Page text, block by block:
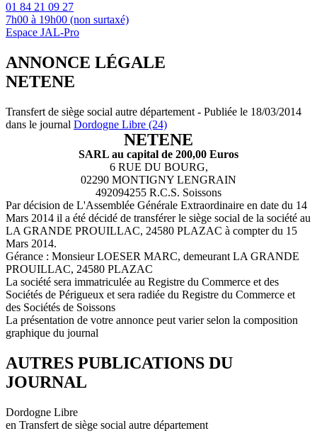
01 84 21 09 27
7h00 à 19h00 (non surtaxé)
Espace JAL-Pro
ANNONCE LÉGALE
NETENE
Transfert de siège social autre département - Publiée le 18/03/2014
dans le journal Dordogne Libre (24)
NETENE
SARL au capital de 200,00 Euros
6 RUE DU BOURG,
02290 MONTIGNY LENGRAIN
492094255 R.C.S. Soissons
Par décision de L'Assemblée Générale Extraordinaire en date du 14
Mars 2014 il a été décidé de transférer le siège social de la société au
LA GRANDE PROUILLAC, 24580 PLAZAC à compter du 15
Mars 2014.
Gérance : Monsieur LOESER MARC, demeurant LA GRANDE
PROUILLAC, 24580 PLAZAC
La société sera immatriculée au Registre du Commerce et des
Sociétés de Périgueux et sera radiée du Registre du Commerce et
des Sociétés de Soissons
La présentation de votre annonce peut varier selon la composition
graphique du journal
AUTRES PUBLICATIONS DU
JOURNAL
Dordogne Libre
en Transfert de siège social autre département